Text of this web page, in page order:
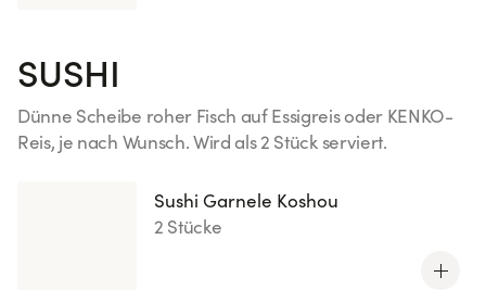
SUSHI
Dünne Scheibe roher Fisch auf Essigreis oder KENKO-
Reis, je nach Wunsch. Wird als 2 Stück serviert.
Sushi Garnele Koshou
2 Stücke